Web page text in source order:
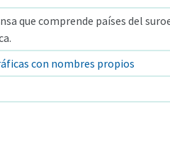
que comprende países del
con nombres propios